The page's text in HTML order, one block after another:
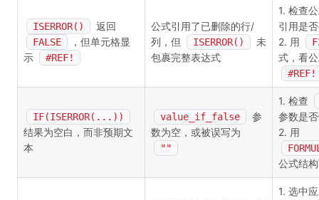
ISERROR() 返回
FALSE
，但单元格显
示
#REF!
公式引用了已删除的行/
列，但
ISERROR()
未
包裹完整表达式
1. 检查
引用是
2. 用
式，看
#REF!
IF(ISERROR(...))
结果为空白，而非预期文
本
value_if_false
参
数为空，或被误写为
""
1. 检查
参数是
2. 用
公式结构
1. 选中